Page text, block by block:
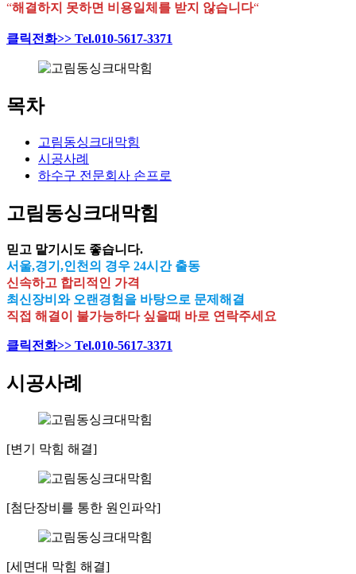
“해결하지 못하면 비용일체를 받지 않습니다“
클릭전화>> Tel.010-5617-3371
목차
고림동싱크대막힘
시공사례
하수구 전문회사 손프로
고림동싱크대막힘
믿고 맡기시도 좋습니다.
서울,경기,인천의 경우 24시간 출동
신속하고 합리적인 가격
최신장비와 오랜경험을 바탕으로 문제해결
직접 해결이 불가능하다 싶을때 바로 연락주세요
클릭전화>> Tel.010-5617-3371
시공사례
[변기 막힘 해결]
[첨단장비를 통한 원인파악]
[세면대 막힘 해결]